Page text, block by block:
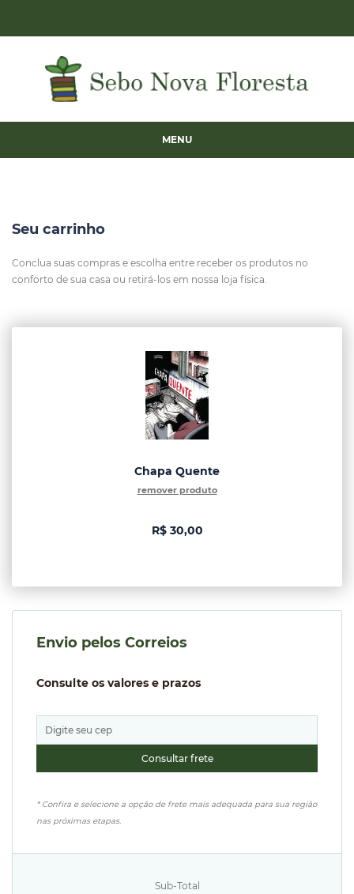
MENU
Seu carrinho
Conclua suas compras e escolha entre receber os produtos no
conforto de sua casa ou retirá-los em nossa loja física.
Chapa Quente
remover produto
R$ 30,00
Envio pelos Correios
Consulte os valores e prazos
* Confira e selecione a opção de frete mais adequada para sua região
nas próximas etapas.
Sub-Total